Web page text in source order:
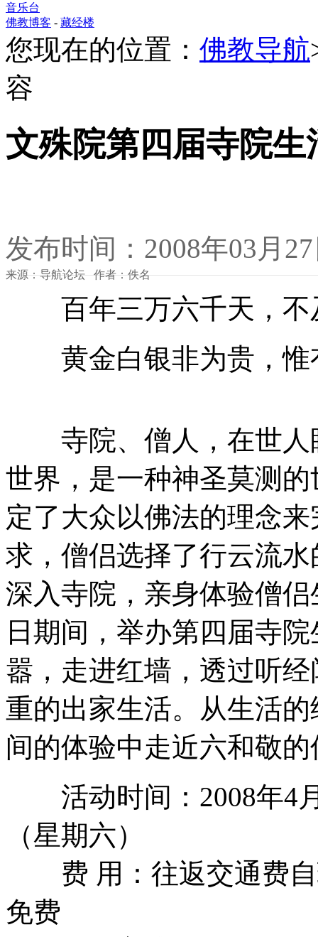
音乐台
佛教博客 - 藏经楼
您现在的位置： 佛教导航
容
文殊院第四届寺院生
发布时间：2008年03月
来源：导航论坛 作者：佚名
百年三万六千天，不
黄金白银非为贵，惟
寺院、僧人，在世人
世界，是一种神圣莫测
定了大众以佛法的理念
求，僧侣选择了行云流
深入寺院，亲身体验僧侣
日期间，举办第四届寺
嚣，走进红墙，透过听
重的出家生活。从生活
间的体验中走近六和敬
活动时间：2008年4
（星期六）
费 用：往返交通费自
免费